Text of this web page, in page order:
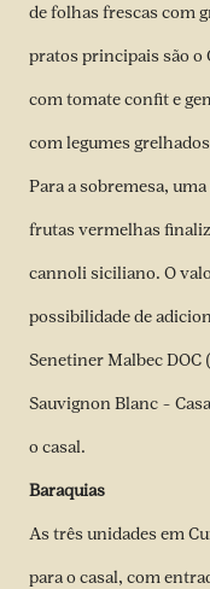
de folhas frescas com
pratos principais são o
com tomate confit e
com legumes
Para a sobremesa,
frutas vermelhas
cannoli siciliano. O
possibilidade de
Senetiner Malbec
Sauvignon Blanc –
o casal.
Baraquias
As três unidades em
para o casal, com